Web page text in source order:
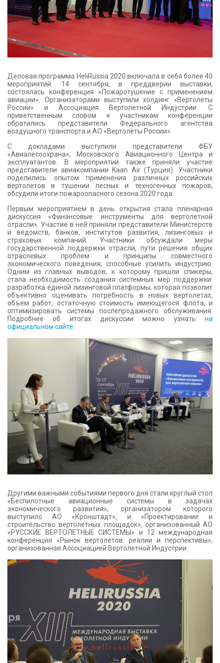
Деловая программа HeliRussia 2020 включала в себя более 40
мероприятий. 14 сентября, в преддверии выставки,
состоялась конференция «Пожаротушение с применением
авиации». Организаторами выступили холдинг «Вертолеты
России» и Ассоциация Вертолетной Индустрии. С
приветственным словом к участникам конференции
обратились представители Федерального агентства
воздушного транспорта и АО «Вертолёты России».
С докладами выступили представители ФБУ
«Авиалесоохрана», Московского Авиационного Центра и
эксплуатантов. В мероприятии также приняли участие
представители авиакомпании Kaan Air (Турция). Участники
поделились опытом применения различных российских
вертолетов в тушении лесных и техногенных пожаров,
обсудили итоги пожароопасного сезона 2020 года.
Первым мероприятием в день открытия стала пленарная
дискуссия «Финансовые инструменты для вертолетной
отрасли». Участие в ней приняли представители Министерств
и ведомств, банков, институтов развития, лизинговых и
страховых компаний. Участники обсуждали меры
государственной поддержки отрасли, пути решения общих
отраслевых проблем и принципы совместного
экономического поведения, способные усилить индустрию.
Одним из главных выводов, к которому пришли спикеры,
стала необходимость создания системных мер поддержки:
разработка единой лизинговой платформы, которая позволит
объективно оценивать потребность в новых вертолетах,
объем работ, остаточную стоимость имеющегося флота, и
оптимизировать системы послепродажного обслуживания.
Подробнее об итогах дискуссии можно узнать на
официальном сайте
Другими важными событиями первого дня стали круглый стол
«Беспилотные авиационные системы в задачах
экономического развития», организатором которого
выступило АО «Кронштадт», и «Проектирование и
строительство вертолетных площадок», организованный АО
«РУССКИЕ ВЕРТОЛЕТНЫЕ СИСТЕМЫ» и 12 международная
конференция «Рынок вертолетов: реалии и перспективы»,
организованная Ассоциацией Вертолетной Индустрии.